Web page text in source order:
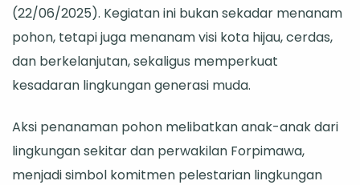
dan
Pohon-
pohon
di
IKN
(22/06/2025). Kegiatan ini bukan sekadar menanam
pohon, tetapi juga menanam visi kota hijau, cerdas,
dan berkelanjutan, sekaligus memperkuat
kesadaran lingkungan generasi muda.
Aksi penanaman pohon melibatkan anak-anak dari
lingkungan sekitar dan perwakilan Forpimawa,
menjadi simbol komitmen pelestarian lingkungan